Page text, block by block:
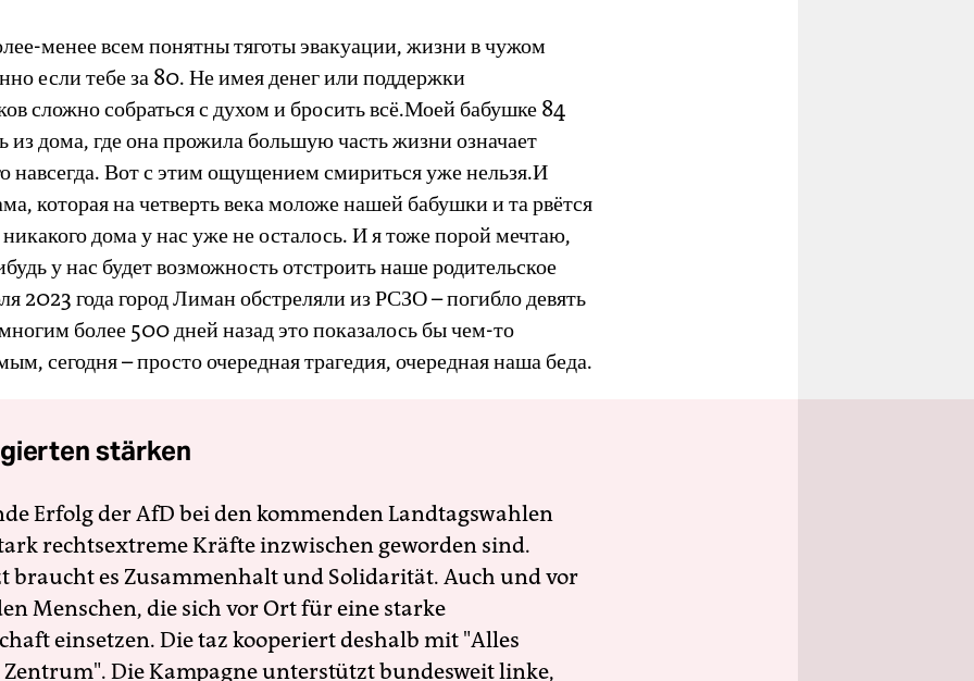
менее всем понятны тяготы эвакуации, жизни в чужом
если тебе за 80. Не имея денег или поддержки
сложно собраться с духом и бросить всё.Моей бабушке 84
из дома, где она прожила большую часть жизни означает
навсегда. Вот с этим ощущением смириться уже нельзя.И
которая на четверть века моложе нашей бабушки и та рвётся
дома у нас уже не осталось. И я тоже порой мечтаю,
у нас будет возможность отстроить наше родительское
2023 года город Лиман обстреляли из РСЗО – погибло девять
более 500 дней назад это показалось бы чем-то
сегодня – просто очередная трагедия, очередная наша беда.
stärken
Erfolg der AfD bei den kommenden Landtagswahlen
rechtsextreme Kräfte inzwischen geworden sind.
braucht es Zusammenhalt und Solidarität. Auch und vor
Menschen, die sich vor Ort für eine starke
einsetzen. Die taz kooperiert deshalb mit "Alles
Die Kampagne unterstützt bundesweit linke,